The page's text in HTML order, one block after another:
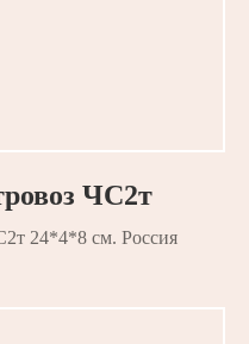
ЧС2т
24*4*8 см. Россия